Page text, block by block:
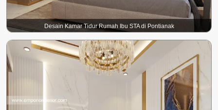
Desain Kamar Tidur Rumah Ibu STA di Pontianak